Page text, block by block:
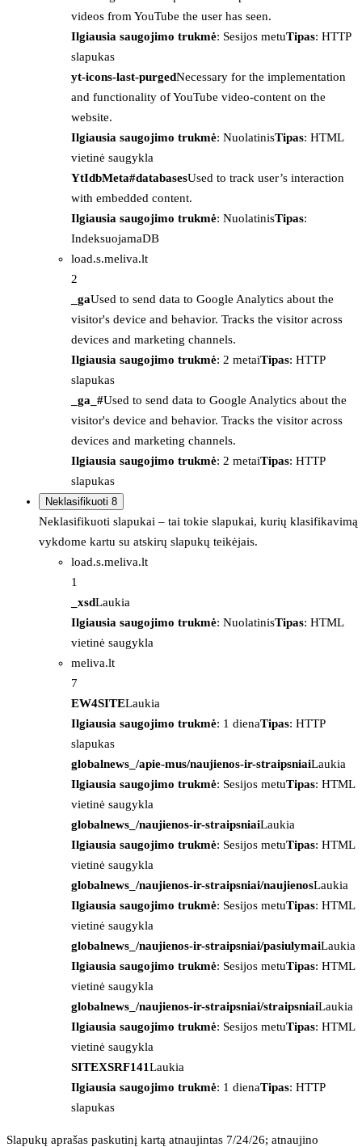
videos from YouTube the user has seen.
Ilgiausia saugojimo trukmė: Sesijos metuTipas: HTTP
slapukas
yt-icons-last-purgedNecessary for the implementation
and functionality of YouTube video-content on the
website.
Ilgiausia saugojimo trukmė: NuolatinisTipas: HTML
vietinė saugykla
YtIdbMeta#databasesUsed to track user’s interaction
with embedded content.
Ilgiausia saugojimo trukmė: NuolatinisTipas:
IndeksuojamaDB
load.s.meliva.lt
2
_gaUsed to send data to Google Analytics about the
visitor's device and behavior. Tracks the visitor across
devices and marketing channels.
Ilgiausia saugojimo trukmė: 2 metaiTipas: HTTP
slapukas
_ga_#Used to send data to Google Analytics about the
visitor's device and behavior. Tracks the visitor across
devices and marketing channels.
Ilgiausia saugojimo trukmė: 2 metaiTipas: HTTP
slapukas
Neklasifikuoti 8
Neklasifikuoti slapukai – tai tokie slapukai, kurių klasifikavimą
vykdome kartu su atskirų slapukų teikėjais.
load.s.meliva.lt
1
_xsdLaukia
Ilgiausia saugojimo trukmė: NuolatinisTipas: HTML
vietinė saugykla
meliva.lt
7
EW4SITELaukia
Ilgiausia saugojimo trukmė: 1 dienaTipas: HTTP
slapukas
globalnews_/apie-mus/naujienos-ir-straipsniaiLaukia
Ilgiausia saugojimo trukmė: Sesijos metuTipas: HTML
vietinė saugykla
globalnews_/naujienos-ir-straipsniaiLaukia
Ilgiausia saugojimo trukmė: Sesijos metuTipas: HTML
vietinė saugykla
globalnews_/naujienos-ir-straipsniai/naujienosLaukia
Ilgiausia saugojimo trukmė: Sesijos metuTipas: HTML
vietinė saugykla
globalnews_/naujienos-ir-straipsniai/pasiulymaiLaukia
Ilgiausia saugojimo trukmė: Sesijos metuTipas: HTML
vietinė saugykla
globalnews_/naujienos-ir-straipsniai/straipsniaiLaukia
Ilgiausia saugojimo trukmė: Sesijos metuTipas: HTML
vietinė saugykla
SITEXSRF141Laukia
Ilgiausia saugojimo trukmė: 1 dienaTipas: HTTP
slapukas
Slapukų aprašas paskutinį kartą atnaujintas 7/24/26; atnaujino